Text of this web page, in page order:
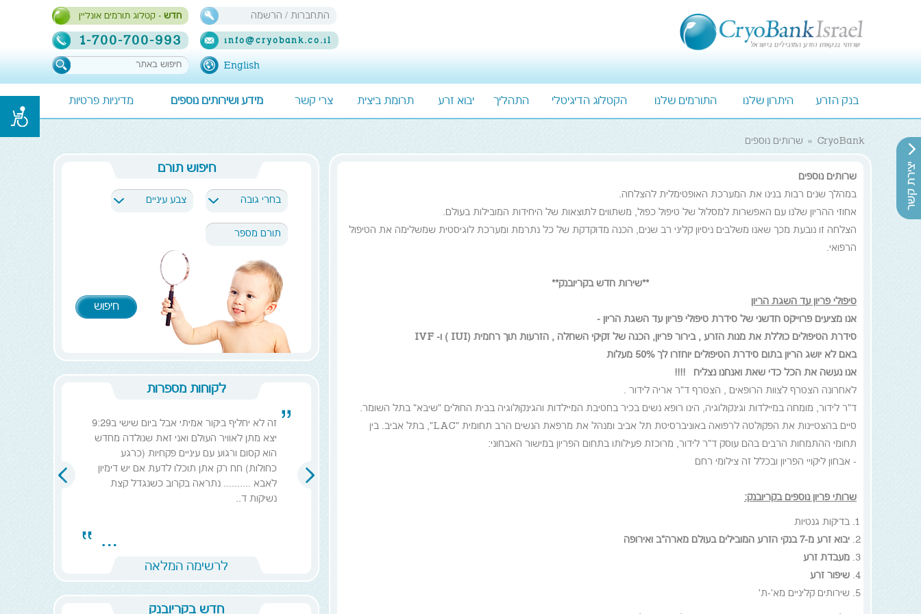
info@cryobank.co.il
English
חדש- קטלוג תורמים אונליין התחברות / הרשמה
1-700-700-993
בנק הזרע היתרון שלנו התורמים שלנו הקטלוג הדיגיטלי התהליך יבוא זרע תרומת ביצית צרי קשר מידע ושירותים נוספים מדיניות פרטיות
CryoBank
» שרותים נוספים
שרותים נוספים
במהלך שנים רבות בנינו את המערכת האופטימלית להצלחה.
אחוזי ההריון שלנו עם האפשרות למסלול של טיפול כפול, משתווים לתוצאות של היחידות המובילות בעולם.
הצלחה זו נובעת מכך שאנו משלבים ניסיון קליני רב שנים, הכנה מדוקדקת של כל נתרמת ומערכת לוגיסטית שמשלימה את הטיפול
הרפואי.
**שירות חדש בקריובנק**
טיפולי פריון עד השגת הריון
אנו מציעים פרוייקט חדשני של סידרת טיפולי פריון עד השגת הריון -
סידרת הטיפולים כוללת את מנות הזרע , בירור פריון, הכנה של זקיקי השחלה , הזרעות תוך רחמית (IUI ) ו- IVF
באם לא יושג הריון בתום סידרת הטיפולים יוחזרו לך 50% מעלות
אנו נעשה את הכל כדי שאת ואנחנו נצליח !!!!
לאחרונה הצטרף לצוות הרופאים , הצטרף ד"ר אריה לידור .
ד"ר לידור, מומחה במיילדות וגינקולוגיה, הינו רופא נשים בכיר בחטיבת המיילדות והגינקולוגיה בבית החולים "שיבא" בתל השומר.
סיים בהצטיינות את הפקולטה לרפואה באוניברסיטת תל אביב ומנהל את מרפאת הנשים הרב תחומית "LAC", בתל אביב. בין
תחומי ההתמחות הרבים בהם עוסק ד"ר לידור, מרוכזת פעילותו בתחום הפריון במישור האבחוני:
- אבחון ליקויי הפריון ובכלל זה צילומי רחם
שרותי פריון נוספים בקריובנק:
בדיקות גנטיות
יבוא זרע מ-7 בנקי הזרע המובילים בעולם מארה"ב ואירופה
מעבדת זרע
שיפור זרע
שירותים קליניים מא'-ת'
חיפוש תורם
בחרי גובה צבע עיניים
לקוחות מספרות
זה לא יחליף ביקור אמיתי אבל ביום שישי ב9:29
יצא מתן לאוויר העולם ואני זאת שנולדה מחדש
הוא קסום ורגוע עם עיניים פקחיות (כרגע
כחולות) חח רק אתן תוכלו לדעת אם יש דימיון
לאבא .......... נתראה בקרוב כשנגדל קצת
נשיקות ד..
לרשימה המלאה